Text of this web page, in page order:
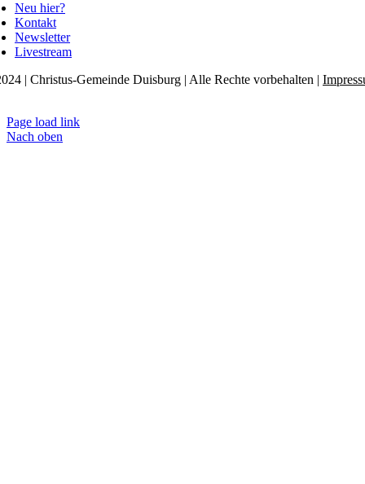
Neu hier?
Kontakt
Newsletter
Livestream
| Christus-Gemeinde Duisburg | Alle Rechte vorbehalten |
Page load link
Nach oben